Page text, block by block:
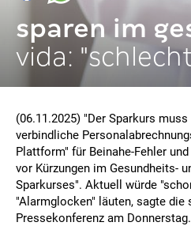
sparen im
vida:
(06.11.2025) "Der Sparkurs
verbindliche
Plattform" für Beinahe-Fehler
vor Kürzungen im Gesundheits-
Sparkurses". Aktuell würde
"Alarmglocken" läuten, sagte
Pressekonferenz am Donnerstag.